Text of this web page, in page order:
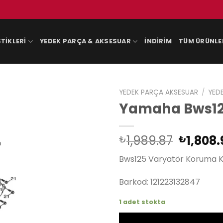
YEDEK PARÇA & AKSESUAR İNDIRIM TÜM
YEDEK PARÇA AKSESUAR /
Yamaha
₺1,989.87 Orijinal
fiyat:
₺
Bws125 Varyatör Koruma
Barkod: 121223132847
1 adet stokta